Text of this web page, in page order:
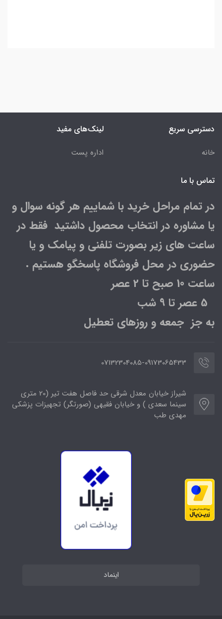
دسترسی سریع
خانه
لینک‌های مفید
اداره پست
تماس با ما
در تمام مراحل خرید با شماییم هر گونه سوال و
یا مشاوره در انتخاب محصول داشتید فقط در
ساعت های زیر بصورت تلفنی و پیامک و یا
حضوری در محل فروشگاه پاسخگو هستیم .
ساعت 10 صبح تا 2 عصر
به جز جمعه و روزهای تعطیل
07132304085-09173065433
شیراز خیابان معدل شرقی حد فاصل هفت تیر (20 متری
سینما سعدی ) و خیابان فقیهی (صورتگر) تجهیزات پزشکی
مهدی طب
اینماد